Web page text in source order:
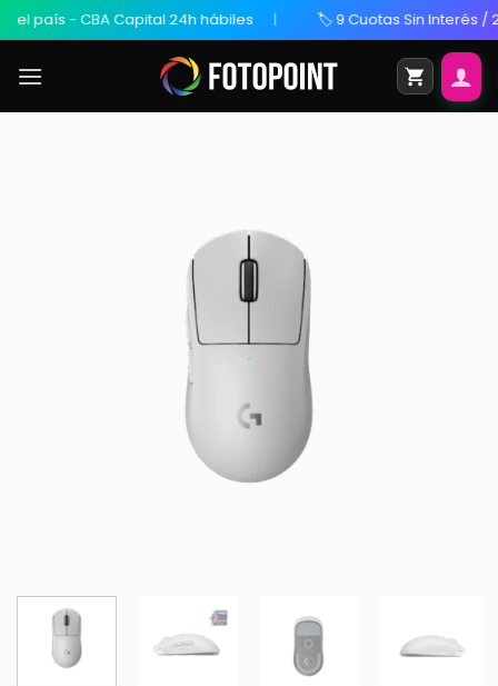
- CBA Capital 24h hábiles 🏷️ 9 Cuotas Sin Interés / 20%